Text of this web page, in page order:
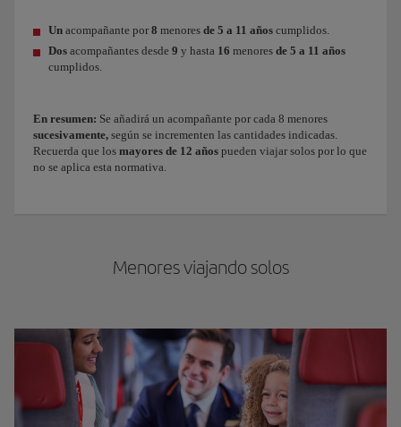
Un acompañante por 8 menores de 5 a 11 años cumplidos.
Dos acompañantes desde 9 y hasta 16 menores de 5 a 11 años
cumplidos.
En resumen: Se añadirá un acompañante por cada 8 menores
sucesivamente, según se incrementen las cantidades indicadas.
Recuerda que los mayores de 12 años pueden viajar solos por lo que
no se aplica esta normativa.
Menores viajando solos